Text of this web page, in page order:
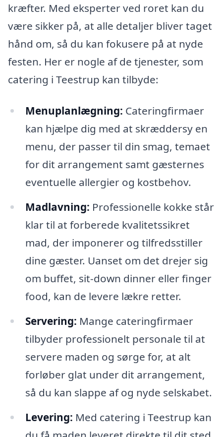
kræfter. Med eksperter ved roret kan du
være sikker på, at alle detaljer bliver taget
hånd om, så du kan fokusere på at nyde
festen. Her er nogle af de tjenester, som
catering i Teestrup kan tilbyde:
Menuplanlægning: Cateringfirmaer
kan hjælpe dig med at skræddersy en
menu, der passer til din smag, temaet
for dit arrangement samt gæsternes
eventuelle allergier og kostbehov.
Madlavning: Professionelle kokke står
klar til at forberede kvalitetssikret
mad, der imponerer og tilfredsstiller
dine gæster. Uanset om det drejer sig
om buffet, sit-down dinner eller finger
food, kan de levere lækre retter.
Servering: Mange cateringfirmaer
tilbyder professionelt personale til at
servere maden og sørge for, at alt
forløber glat under dit arrangement,
så du kan slappe af og nyde selskabet.
Levering: Med catering i Teestrup kan